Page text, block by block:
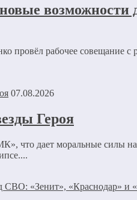
возможности
провёл рабочее совещание с
07.08.2026
Героя
что дает моральные